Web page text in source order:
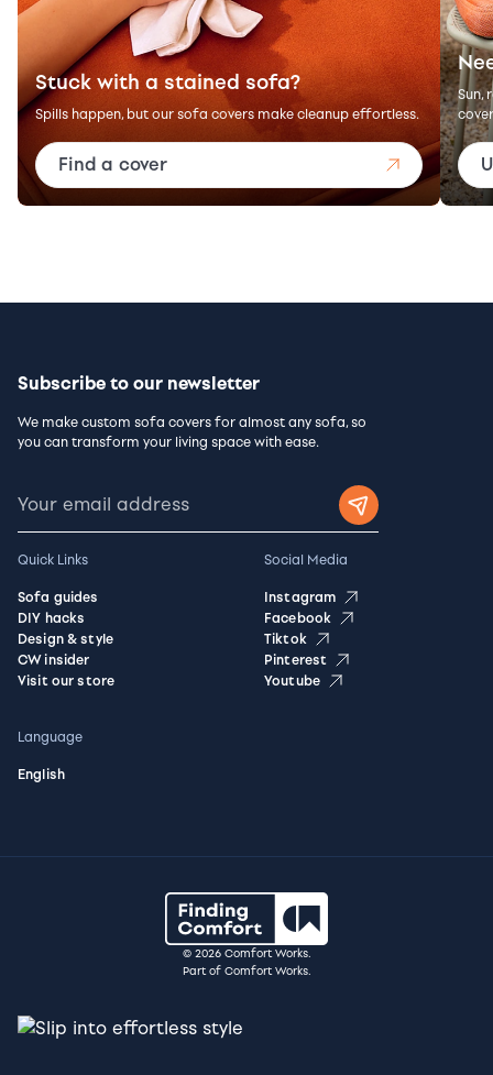
Stuck with a stained sofa?
Spills happen, but our sofa covers make cleanup effortless.
Find a cover
Sun,
Subscribe to our newsletter
We make custom sofa covers for almost any sofa, so
you can transform your living space with ease.
Quick Links
Sofa guides
DIY hacks
Design & style
CW insider
Visit our store
Social Media
Instagram
Facebook
Tiktok
Pinterest
Youtube
Language
English
© 2026 Comfort Works.
Part of Comfort Works.